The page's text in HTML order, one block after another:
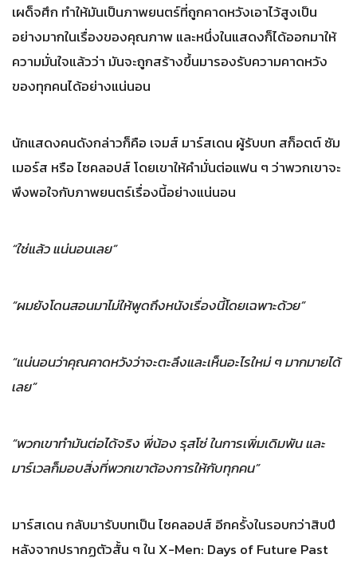
เผด็จศึก ทำให้มันเป็นภาพยนตร์ที่ถูกคาดหวังเอาไว้สูงเป็น
อย่างมากในเรื่องของคุณภาพ และหนึ่งในแสดงก็ได้ออกมาให้
ความมั่นใจแล้วว่า มันจะถูกสร้างขึ้นมารองรับความคาดหวัง
ของทุกคนได้อย่างแน่นอน
นักแสดงคนดังกล่าวก็คือ เจมส์ มาร์สเดน ผู้รับบท สก็อตต์ ซัม
เมอร์ส หรือ ไซคลอปส์ โดยเขาให้คำมั่นต่อแฟน ๆ ว่าพวกเขาจะ
พึงพอใจกับภาพยนตร์เรื่องนี้อย่างแน่นอน
“ใช่แล้ว แน่นอนเลย”
“ผมยังโดนสอนมาไม่ให้พูดถึงหนังเรื่องนี้โดยเฉพาะด้วย”
“แน่นอนว่าคุณคาดหวังว่าจะตะลึงและเห็นอะไรใหม่ ๆ มากมายได้
เลย”
“พวกเขาทำมันต่อได้จริง พี่น้อง รุสโซ่ ในการเพิ่มเดิมพัน และ
มาร์เวลก็มอบสิ่งที่พวกเขาต้องการให้กับทุกคน”
มาร์สเดน กลับมารับบทเป็น ไซคลอปส์ อีกครั้งในรอบกว่าสิบปี
หลังจากปรากฏตัวสั้น ๆ ใน X-Men: Days of Future Past